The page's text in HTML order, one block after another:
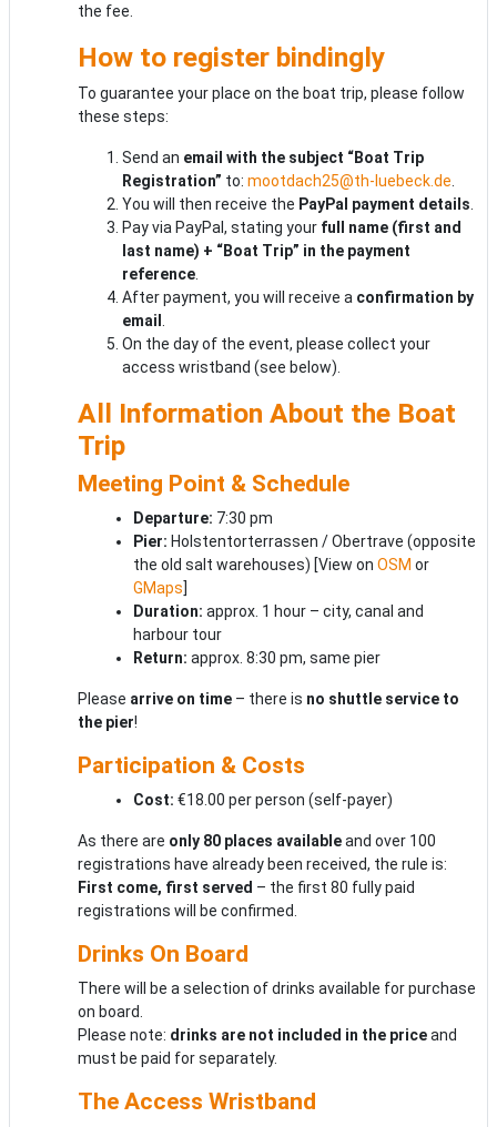
the fee.
How to register bindingly
To guarantee your place on the boat trip, please follow
these steps:
Send an email with the subject “Boat Trip
Registration” to: mootdach25@th-luebeck.de
You will then receive the PayPal payment details
Pay via PayPal, stating your full name (first and
last name) + “Boat Trip” in the payment
reference
After payment, you will receive a confirmation by
email
On the day of the event, please collect your
access wristband (see below).
All Information About the Boat
Trip
Meeting Point & Schedule
Departure: 7:30 pm
Pier: Holstentorterrassen / Obertrave (opposite
the old salt warehouses) [View on OSM or
GMaps]
Duration: approx. 1 hour – city, canal and
harbour tour
Return: approx. 8:30 pm, same pier
Please arrive on time – there is no shuttle service to
the pier!
Participation & Costs
Cost: €18.00 per person (self-payer)
As there are only 80 places availableand over 100
registrations have already been received, the rule is:
First come, first served – the first 80 fully paid
registrations will be confirmed.
Drinks On Board
There will be a selection of drinks available for purchase
on board.
Please note: drinks are not included in the priceand
must be paid for separately.
The Access Wristband